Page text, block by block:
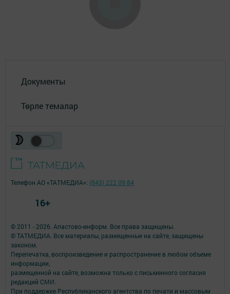
Документы
Төрле темалар
© 2011 - 2026. Апастово-информ. Все права защищены.
© ТАТМЕДИА. Все материалы, размещенные на сайте, защищены
законом.
Перепечатка, воспроизведение и распространение в любом объеме
информации,
размещенной на сайте, возможна только с письменного согласия
редакций СМИ.
При поддержке Республиканского агентства по печати и массовым
Телефон АО «ТАТМЕДИА»: (843) 222 09 84
16+